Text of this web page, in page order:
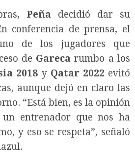
Peña decidió dar su
conferencia de prensa, el
de los jugadores que
de Gareca rumbo a los
2018 y Qatar 2022 evitó
aunque dejó en claro las
“Está bien, es la opinión
entrenador que nos ha
y eso se respeta”, señaló